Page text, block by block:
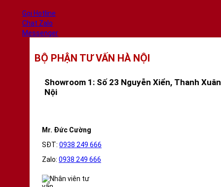
Gọi Hotline
Chat Zalo
Messenger
BỘ PHẬN TƯ VẤN HÀ NỘI
Showroom 1: Số 23 Nguyễn Xiển, Thanh
Nội
Mr. Đức Cường
SĐT: 0938 249 666
Zalo: 0938 249 666